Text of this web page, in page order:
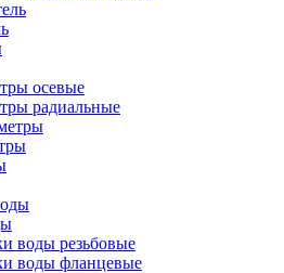
осевые
радиальные
воды резьбовые
воды фланцевые